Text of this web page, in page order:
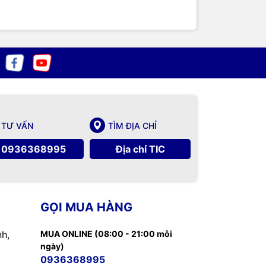
TƯ VẤN
0936368995
TÌM ĐỊA CHỈ
Địa chỉ TIC
GỌI MUA HÀNG
MUA ONLINE (08:00 - 21:00 mỗi
ngày)
0936368995